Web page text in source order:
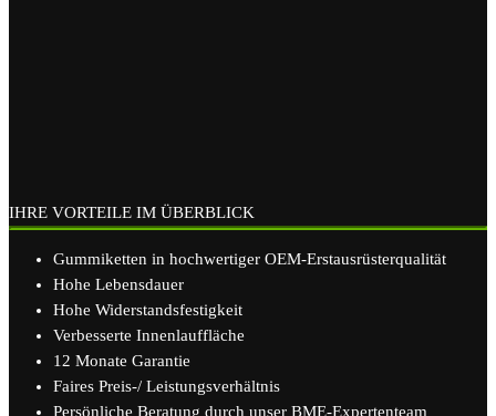
IHRE VORTEILE IM ÜBERBLICK
Gummiketten in hochwertiger OEM-Erstausrüsterqualität
Hohe Lebensdauer
Hohe Widerstandsfestigkeit
Verbesserte Innenlauffläche
12 Monate Garantie
Faires Preis-/ Leistungsverhältnis
Persönliche Beratung durch unser BME-Expertenteam